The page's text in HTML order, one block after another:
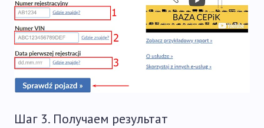
Шаг 3. Получаем результат